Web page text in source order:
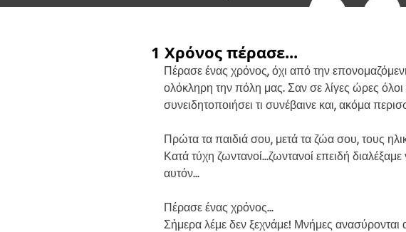
1 Χρόνος πέρασε...
Πέρασε ένας χρόνος, όχι από την
ολόκληρη την πόλη μας. Σαν σε λίγες ώρες όλοι
συνειδητοποιήσει τι συνέβαινε και, ακόμα
Πρώτα τα παιδιά σου, μετά τα ζώα σου, τους
Κατά τύχη ζωντανοί...ζωντανοί επειδή
αυτόν...
Πέρασε ένας χρόνος...
Σήμερα λέμε δεν ξεχνάμε! Μνήμες ανασύρονται